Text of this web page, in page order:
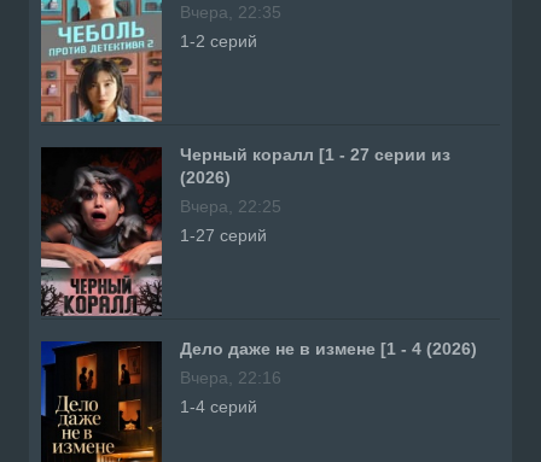
Вчера, 22:35
1-2 серий
Черный коралл [1 - 27 серии из
(2026)
Вчера, 22:25
1-27 серий
Дело даже не в измене [1 - 4 (2026)
Вчера, 22:16
1-4 серий